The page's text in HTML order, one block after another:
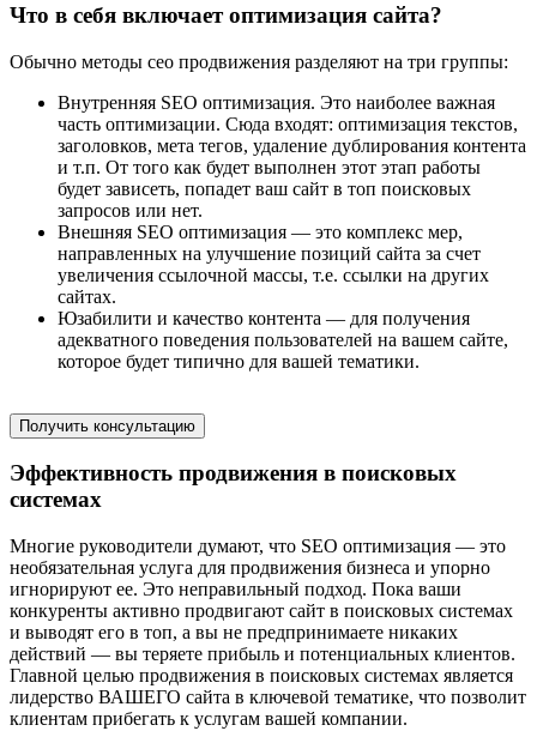
Что в себя включает оптимизация сайта?
Обычно методы сео продвижения разделяют на три группы:
Внутренняя SEO оптимизация. Это наиболее важная
часть оптимизации. Сюда входят: оптимизация текстов,
заголовков, мета тегов, удаление дублирования контента
и т.п. От того как будет выполнен этот этап работы
будет зависеть, попадет ваш сайт в топ поисковых
запросов или нет.
Внешняя SEO оптимизация — это комплекс мер,
направленных на улучшение позиций сайта за счет
увеличения ссылочной массы, т.е. ссылки на других
сайтах.
Юзабилити и качество контента — для получения
адекватного поведения пользователей на вашем сайте,
которое будет типично для вашей тематики.
Получить консультацию
Эффективность продвижения в поисковых
системах
Многие руководители думают, что SEO оптимизация — это
необязательная услуга для продвижения бизнеса и упорно
игнорируют ее. Это неправильный подход. Пока ваши
конкуренты активно продвигают сайт в поисковых системах
и выводят его в топ, а вы не предпринимаете никаких
действий — вы теряете прибыль и потенциальных клиентов.
Главной целью продвижения в поисковых системах является
лидерство ВАШЕГО сайта в ключевой тематике, что позволит
клиентам прибегать к услугам вашей компании.